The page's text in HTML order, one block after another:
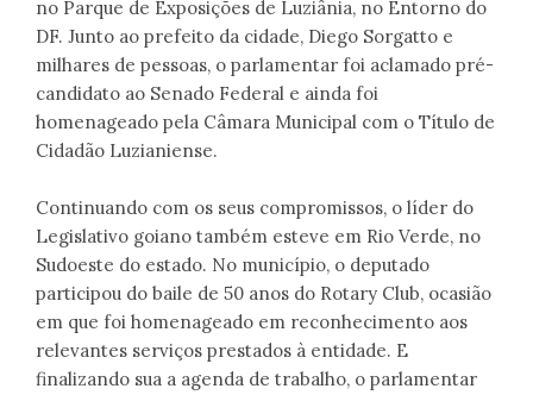
no Parque de Exposições de Luziânia, no Entorno do
DF. Junto ao prefeito da cidade, Diego Sorgatto e
milhares de pessoas, o parlamentar foi aclamado pré-
candidato ao Senado Federal e ainda foi
homenageado pela Câmara Municipal com o Título de
Cidadão Luzianiense.
Continuando com os seus compromissos, o líder do
Legislativo goiano também esteve em Rio Verde, no
Sudoeste do estado. No município, o deputado
participou do baile de 50 anos do Rotary Club, ocasião
em que foi homenageado em reconhecimento aos
relevantes serviços prestados à entidade. E
finalizando sua a agenda de trabalho, o parlamentar